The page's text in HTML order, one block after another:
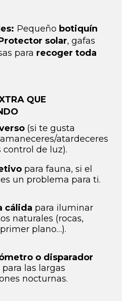
Pequeño botiquín
solar, gafas
para recoger toda
QUE
(si te gusta
atardeceres
control de luz).
para fauna, si el
un problema para ti.
cálida para iluminar
naturales (rocas,
plano…).
o disparador
para las largas
nocturnas.